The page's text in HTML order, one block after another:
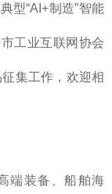
型“AI+制造”智能
工业互联网协会
集工作，欢迎相
端装备、船舶海